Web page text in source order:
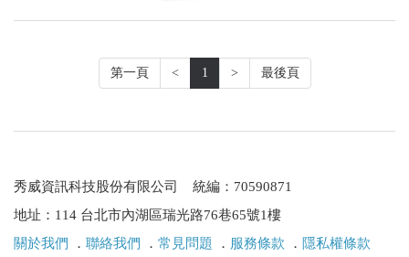
第一頁 < 1 > 最後頁
秀威資訊科技股份有限公司 統編：70590871
地址：114 台北市內湖區瑞光路76巷65號1樓
關於我們
． 聯絡我們 ． 常見問題 ． 服務條款 ． 隱私權條款